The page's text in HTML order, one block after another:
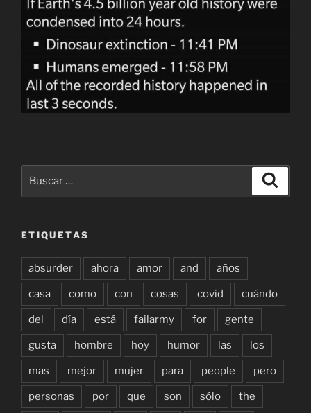
ETIQUETAS
absurder ahora amor and años
casa como con cosas covid cuándo
del día está failarmy for gente
gusta hombre hoy humor las los
mas mejor mujer para people pero
personas por que son sólo the